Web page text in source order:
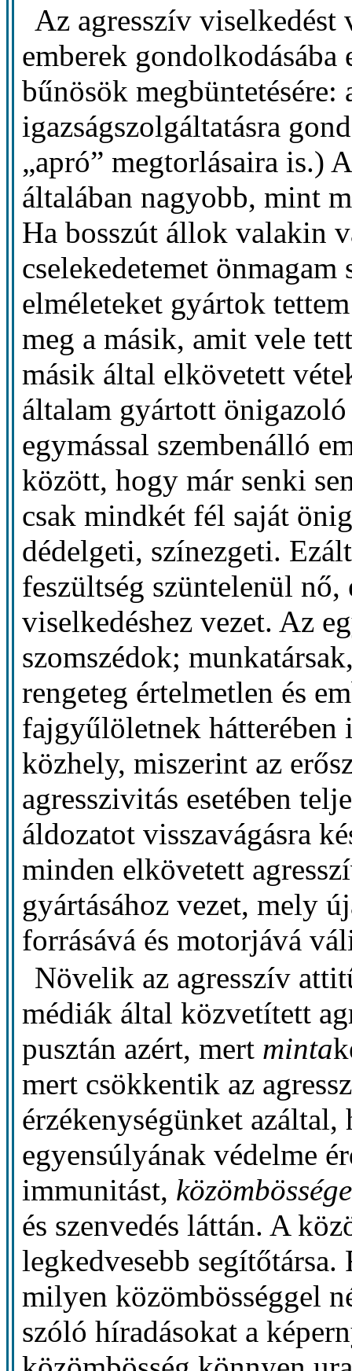
Az agresszív viselkedést
emberek gondolkodásába
bűnösök megbüntetésére:
igazságszolgáltatásra
„apró” megtorlásaira is.)
általában nagyobb, mint
Ha bosszút állok valakin
cselekedetemet
elméleteket gyártok
meg a másik, amit vele
másik által elkövetett
általam gyártott
egymással szembenálló
között, hogy már senki
csak mindkét fél saját
dédelgeti, színezgeti.
feszültség szüntelenül nő,
viselkedéshez vezet. Az
szomszédok;
rengeteg értelmetlen és
fajgyűlöletnek hátterében
közhely, miszerint az
agresszivitás esetében
áldozatot visszavágásra
minden elkövetett
gyártásához vezet, mely
forrásává és motorjává
Növelik az agresszív
médiák által közvetített
pusztán azért, mert minta
mert csökkentik az
érzékenységünket
egyensúlyának védelme
immunitást,
és szenvedés láttán. A
legkedvesebb
milyen közömbösséggel
szóló híradásokat a